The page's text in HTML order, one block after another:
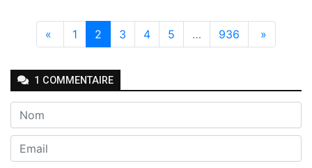
« 1 2 3 4 5 … 936 »
1 COMMENTAIRE